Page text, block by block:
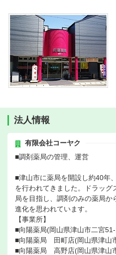
法人情報
有限会社コーヤク
■調剤薬局の管理、運営
■津山市に薬局を開設し約40年
を行われてきました。ドラッ
局を目指し、調剤のみの薬局
進化を思われています。
【事業所】
■向陽薬局(岡山県津山市二宮
■向陽薬局 田町店(岡山県津山
■向陽薬局 高野店(岡山県津山